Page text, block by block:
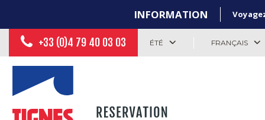
INFORMATION
+33 (0)4 79 40 03 03 ÉTÉ FRANÇAIS